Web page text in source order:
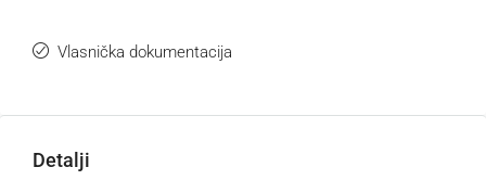
Vlasnička dokumentacija
Detalji